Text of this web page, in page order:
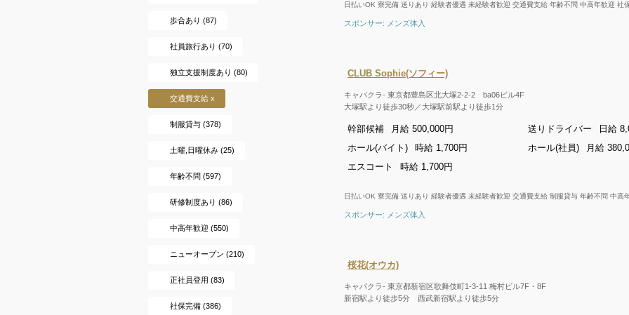
歩合あり (87)
社員旅行あり (70)
独立支援制度あり (80)
交通費支給 x
制服貸与 (378)
土曜,日曜休み (25)
年齢不問 (597)
研修制度あり (86)
中高年歓迎 (550)
ニューオープン (210)
正社員登用 (83)
社保完備 (386)
日払いOK 寮完備 送りあり 経験者優遇 未経験者歓迎 交通費支給 年齢不問 中高年歓迎 社
スポンサー: メンズ体入
CLUB Sophie(ソフィー)
キャバクラ- 東京都豊島区北大塚2-2-2 ba06ビル4F
大塚駅より徒歩30秒／大塚駅前駅より徒歩1分
幹部候補 月給 500,000円 送りドライバー
日給
ホール(バイト)
時給 1,700円 ホール(社員)
月給
エスコート
時給 1,700円
日払いOK 寮完備 送りあり 経験者優遇 未経験者歓迎 交通費支給 制服貸与 年齢不問 中高
スポンサー: メンズ体入
桜花(オウカ)
キャバクラ- 東京都新宿区歌舞伎町1-3‐11 梅村ビル7F・8F
新宿駅より徒歩5分 西武新宿駅より徒歩5分